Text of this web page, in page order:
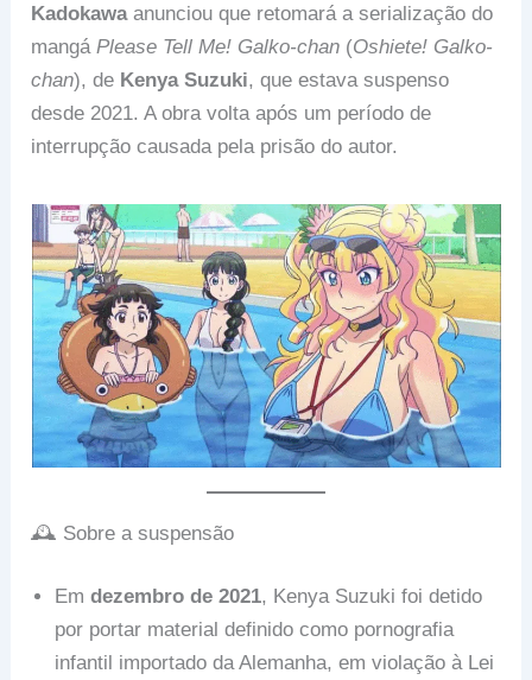
Kadokawaanunciou que retomará a serialização do
mangáPlease Tell Me! Galko-chan (Oshiete! Galko-
chan), de Kenya Suzuki, que estava suspenso
desde 2021. A obra volta após um período de
interrupção causada pela prisão do autor.
🕰️ Sobre a suspensão
Emdezembro de 2021, Kenya Suzuki foi detido
por portar material definido como pornografia
infantil importado da Alemanha, em violação à Lei